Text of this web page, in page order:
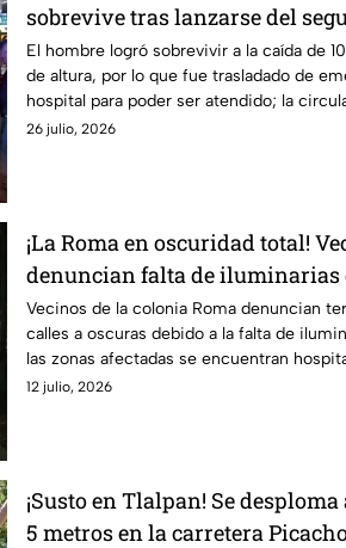
sobrevive tras lanzarse del
piso del Periférico Sur; desata
en Álvaro Obregón
El hombre logró sobrevivir a la caída de
de altura, por lo que fue trasladado de
hospital para poder ser atendido; la
afectada.
26 julio, 2026
¡La Roma en oscuridad total!
denuncian falta de iluminarias
calles: temen ser asaltados
Vecinos de la colonia Roma denuncian
calles a oscuras debido a la falta de
las zonas afectadas se encuentran
clínicas.
12 julio, 2026
¡Susto en Tlalpan! Se
5 metros en la carretera